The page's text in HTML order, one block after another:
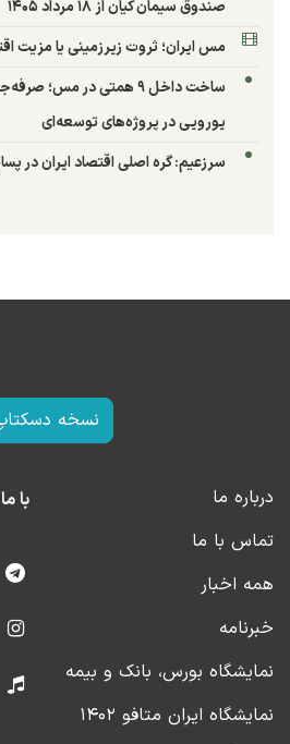
صندوق سیمان کیان از ۱۸ مرداد ۱۴۰۵
مس ایران؛ ثروت زیرزمینی یا مزیت
یورویی در پروژه‌های توسعه‌ای
سرزعیم: گره اصلی اقتصاد ایران در
نسخه
درباره ما
تماس با ما
همه اخبار
خبرنامه
نمایشگاه بورس، بانک و بیمه
نمایشگاه ایران متافو ۱۴۰۲
با